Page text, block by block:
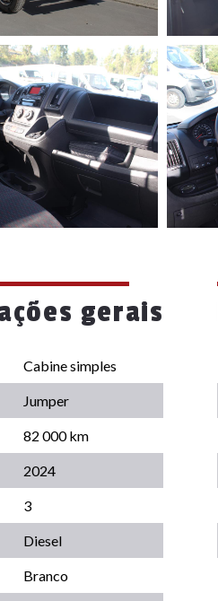
gerais
Cabine simples
Jumper
82 000 km
2024
3
Diesel
Branco